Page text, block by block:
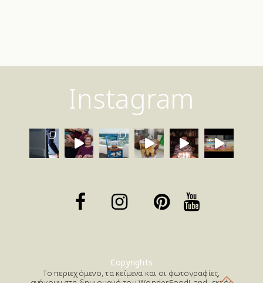
Instagram
Copyrights
Το περιεχόμενο, τα κείμενα και οι φωτογραφίες,